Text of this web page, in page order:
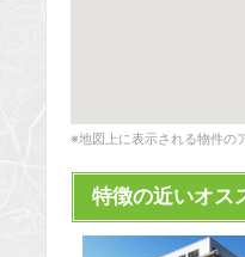
※地図上に表示される物件の
特徴の近いオス